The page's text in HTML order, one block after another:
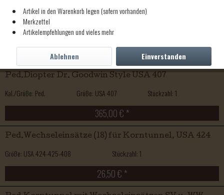
Ped.Diopter Soule Type 4", Höhe u. Seite USA 406
Kal./Größe: Ped. Größe: USA 406
Ped.Diopter Dr. Goodwin Style USA 407
Kal./Größe: Ped. Größe: USA 407 Stückzahl: 1
365,00 € *
Ped.Wechseleinsätze (18) für Korntunnel, USA 424
Größe: USA 424-425-408 Stückzahl: 1
26,50 € *
Artikel in den Warenkorb legen (sofern vorhanden)
Merkzettel
Artikelempfehlungen und vieles mehr
Einverstanden
Ablehnen